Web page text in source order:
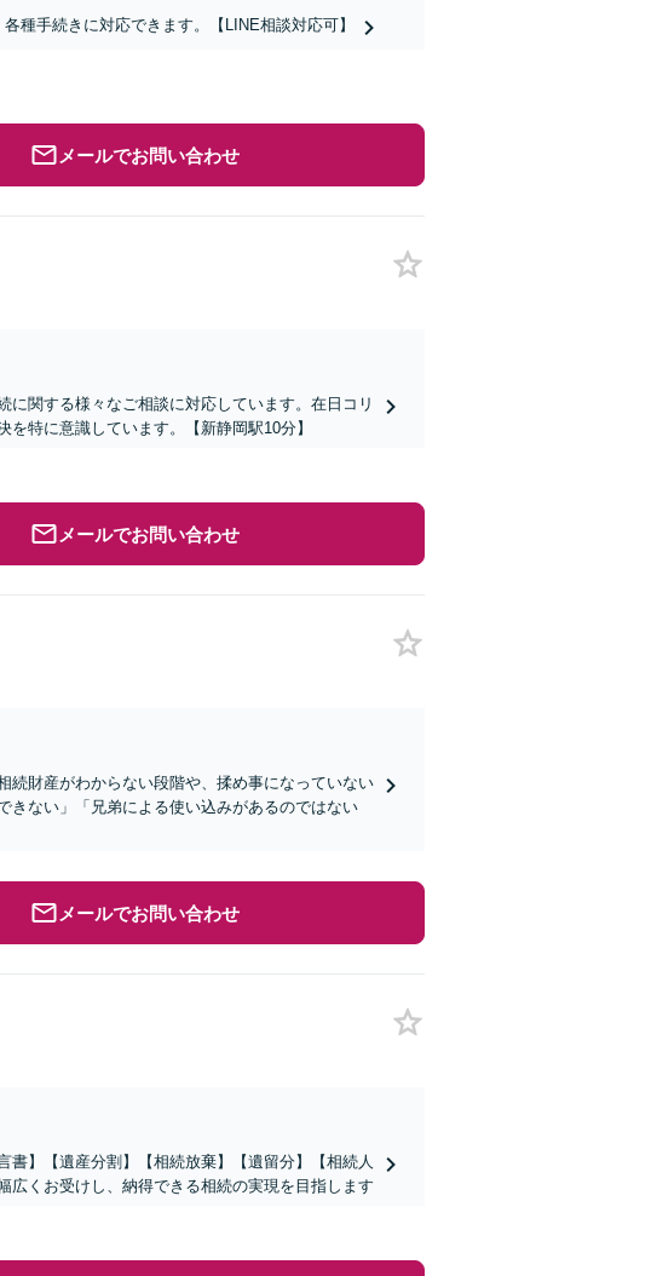
種手続きに対応できます。【LINE相談対応可】
メールでお問い合わせ
関する様々なご相談に対応しています。在日コリ
特に意識しています。【新静岡駅10分】
メールでお問い合わせ
続財産がわからない段階や、揉め事になっていない
きない」「兄弟による使い込みがあるのではない
メールでお問い合わせ
書】【遺産分割】【相続放棄】【遺留分】【相続人
くお受けし、納得できる相続の実現を目指します